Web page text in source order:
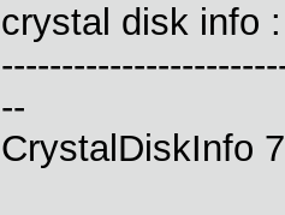
crystal disk
--
CrystalDiskInfo